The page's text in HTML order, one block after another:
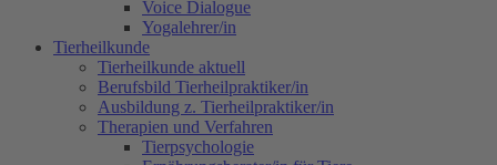
Voice Dialogue
Yogalehrer/in
Tierheilkunde
Tierheilkunde aktuell
Berufsbild Tierheilpraktiker/in
Ausbildung z. Tierheilpraktiker/in
Therapien und Verfahren
Tierpsychologie